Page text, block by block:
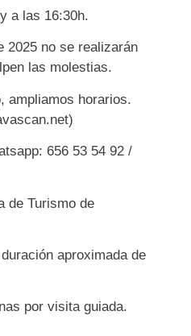
a las 16:30h.
2025 no se realizarán
las molestias.
ampliamos horarios.
656 53 54 92 /
de Turismo de
aproximada de
por visita guiada.